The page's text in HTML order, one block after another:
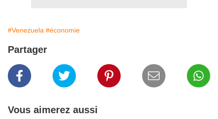
#Venezuela #économie
Partager
Vous aimerez aussi